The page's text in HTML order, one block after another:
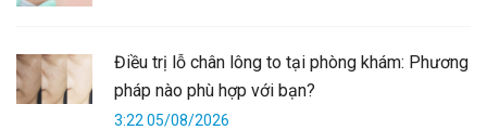
Điều trị lỗ chân lông to tại phòng khám: Phương
pháp nào phù hợp với bạn?
3:22 05/08/2026